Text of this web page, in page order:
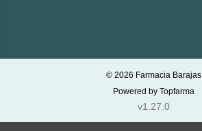
© 2026 Farmacia Barajas
Powered by Topfarma
v1.27.0